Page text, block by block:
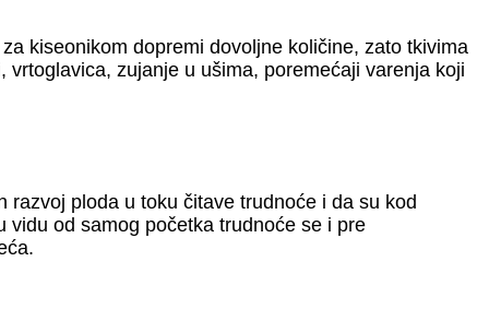
kiseonikom dopremi dovoljne količine, zato tkivima
zujanje u ušima, poremećaji varenja koji
ploda u toku čitave trudnoće i da su kod
od samog početka trudnoće se i pre